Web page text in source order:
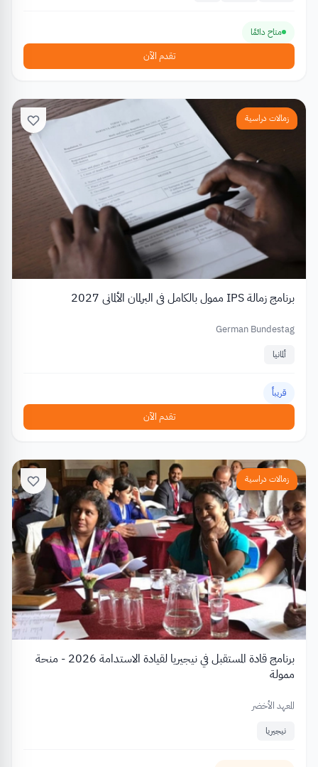
متاح دائمًا
تقدم الآن
زمالات دراسية
برنامج زمالة IPS ممول بالكامل في البرلمان الألماني 2027
German Bundestag
ألمانيا
قريباً
تقدم الآن
زمالات دراسية
برنامج قادة المستقبل في نيجيريا لقيادة الاستدامة 2026 - منحة
ممولة
المعهد الأخضر
نيجيريا